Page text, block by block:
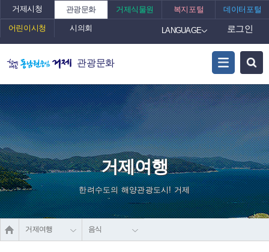
거제시청 관광문화 거제식물원 복지포털 데이터포털
어린이시청 시의회 LANGUAGE 로그인
관광문화
거제여행
한려수도의 해양관광도시! 거제
거제여행 음식